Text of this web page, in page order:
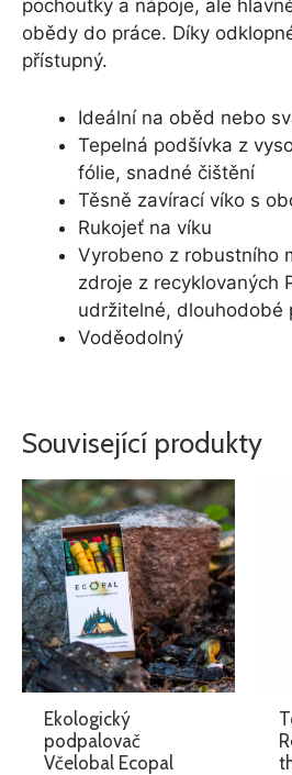
pochoutky a nápoje, ale
obědy do práce. Díky
přístupný.
Ideální na oběd nebo
Tepelná podšívka z
fólie, snadné čištění
Těsně zavírací víko s
Rukojeť na víku
Vyrobeno z robustního
zdroje z recyklovaných
udržitelné, dlouhodobé
Voděodolný
Související produkty
Ekologický
podpalovač
Včelobal Ecopal